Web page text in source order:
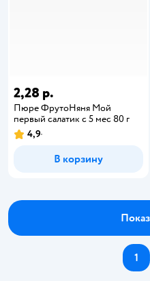
2,28 р.
Пюре ФрутоНяня Мой
первый салатик с 5 мес 80 г
4,9
В корзину
1